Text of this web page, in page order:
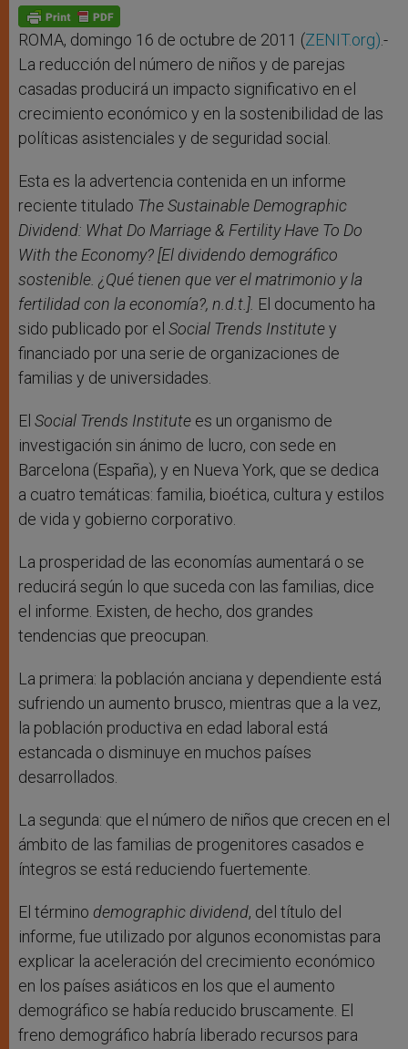
p
p
g
e
r
o
k
ROMA, domingo 16 de octubre de 2011 (ZENIT.org).-
La reducción del número de niños y de parejas
casadas producirá un impacto significativo en el
crecimiento económico y en la sostenibilidad de las
políticas asistenciales y de seguridad social.
Esta es la advertencia contenida en un informe
reciente titulado The Sustainable Demographic
Dividend: What Do Marriage & Fertility Have To Do
With the Economy? [El dividendo demográfico
sostenible. ¿Qué tienen que ver el matrimonio y la
fertilidad con la economía?, n.d.t.]. El documento ha
sido publicado por el Social Trends Institutey
financiado por una serie de organizaciones de
familias y de universidades.
El Social Trends Institute es un organismo de
investigación sin ánimo de lucro, con sede en
Barcelona (España), y en Nueva York, que se dedica
a cuatro temáticas: familia, bioética, cultura y estilos
de vida y gobierno corporativo.
La prosperidad de las economías aumentará o se
reducirá según lo que suceda con las familias, dice
el informe. Existen, de hecho, dos grandes
tendencias que preocupan.
La primera: la población anciana y dependiente está
sufriendo un aumento brusco, mientras que a la vez,
la población productiva en edad laboral está
estancada o disminuye en muchos países
desarrollados.
La segunda: que el número de niños que crecen en el
ámbito de las familias de progenitores casados e
íntegros se está reduciendo fuertemente.
El término demographic dividend, del título del
informe, fue utilizado por algunos economistas para
explicar la aceleración del crecimiento económico
en los países asiáticos en los que el aumento
demográfico se había reducido bruscamente. El
freno demográfico habría liberado recursos para